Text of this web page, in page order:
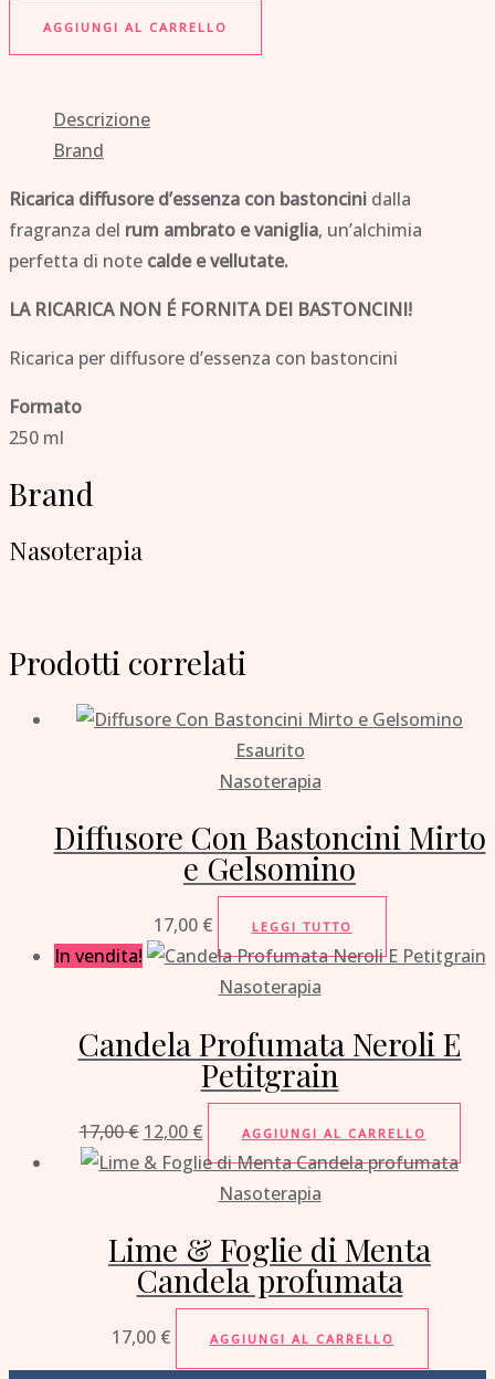
AGGIUNGI AL CARRELLO
Descrizione
Brand
Ricarica diffusore d’essenza con bastoncini dalla
fragranza del rum ambrato e vaniglia, un’alchimia
perfetta di note calde e vellutate.
LA RICARICA NON É FORNITA DEI BASTONCINI!
Ricarica per diffusore d’essenza con bastoncini
Formato
250 ml
Brand
Nasoterapia
Prodotti correlati
Esaurito
Nasoterapia
Diffusore Con Bastoncini Mirto
e Gelsomino
17,00 € LEGGI TUTTO
In vendita!
Nasoterapia
Candela Profumata Neroli E
Petitgrain
17,00€ 12,00 € AGGIUNGI AL CARRELLO
Nasoterapia
Lime & Foglie di Menta
Candela profumata
17,00 € AGGIUNGI AL CARRELLO